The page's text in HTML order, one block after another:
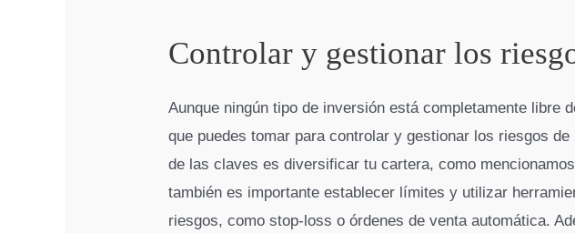
Controlar y gestionar los
Aunque ningún tipo de inversión está completamente libre
que puedes tomar para controlar y gestionar los riesgos
de las claves es diversificar tu cartera, como
también es importante establecer límites y utilizar
riesgos, como stop-loss o órdenes de venta automática.